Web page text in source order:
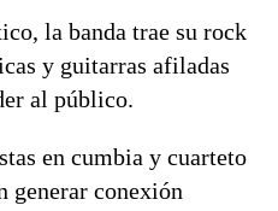
la banda trae su rock
y guitarras afiladas
al público.
en cumbia y cuarteto
generar conexión